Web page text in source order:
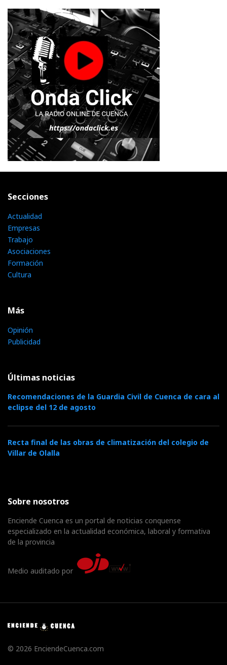
Secciones
Actualidad
Empresas
Trabajo
Asociaciones
Formación
Cultura
Más
Opinión
Publicidad
Últimas noticias
Recomendaciones de la Guardia Civil de Cuenca de cara al
eclipse del 12 de agosto
Recta final de las obras de climatización del colegio de
Villar de Olalla
Sobre nosotros
Enciende Cuenca es un portal de noticias conquense
especializado en la actualidad económica, laboral y formativa
de la provincia
Medio auditado por
© 2026 EnciendeCuenca.com